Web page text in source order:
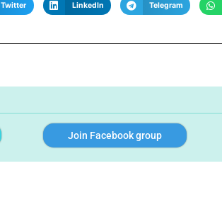
Twitter LinkedIn Telegram
Join Facebook group